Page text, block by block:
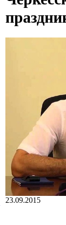
23.09.2015